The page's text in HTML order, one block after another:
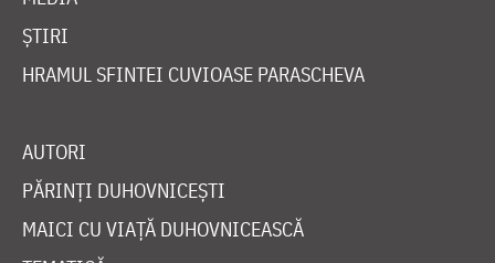
ȘTIRI
HRAMUL SFINTEI CUVIOASE PARASCHEVA
AUTORI
PĂRINȚI DUHOVNICEȘTI
MAICI CU VIAȚĂ DUHOVNICEASCĂ